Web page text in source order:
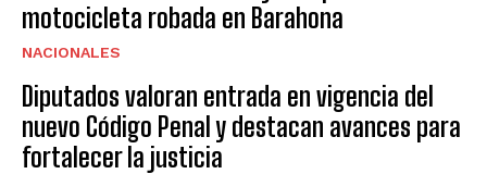
motocicleta robada en Barahona
NACIONALES
Diputados valoran entrada en vigencia del
nuevo Código Penal y destacan avances para
fortalecer la justicia